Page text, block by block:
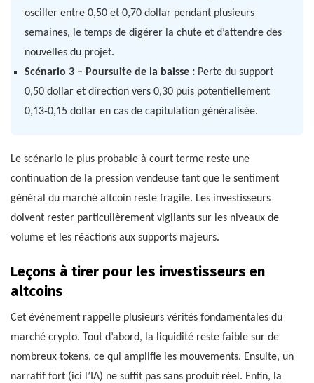
osciller entre 0,50 et 0,70 dollar pendant plusieurs
semaines, le temps de digérer la chute et d’attendre des
nouvelles du projet.
Scénario 3 – Poursuite de la baisse : Perte du support
0,50 dollar et direction vers 0,30 puis potentiellement
0,13-0,15 dollar en cas de capitulation généralisée.
Le scénario le plus probable à court terme reste une
continuation de la pression vendeuse tant que le sentiment
général du marché altcoin reste fragile. Les investisseurs
doivent rester particulièrement vigilants sur les niveaux de
volume et les réactions aux supports majeurs.
Leçons à tirer pour les investisseurs en
altcoins
Cet événement rappelle plusieurs vérités fondamentales du
marché crypto. Tout d’abord, la liquidité reste faible sur de
nombreux tokens, ce qui amplifie les mouvements. Ensuite, un
narratif fort (ici l’IA) ne suffit pas sans produit réel. Enfin, la